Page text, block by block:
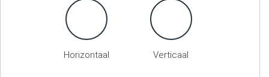
Horizontaal Verticaal